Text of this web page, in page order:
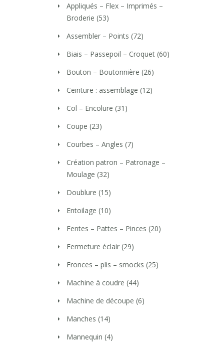
Appliqués – Flex – Imprimés –
Broderie (53)
Assembler – Points (72)
Biais – Passepoil – Croquet (60)
Bouton – Boutonnière (26)
Ceinture : assemblage (12)
Col – Encolure (31)
Coupe (23)
Courbes – Angles (7)
Création patron – Patronage –
Moulage (32)
Doublure (15)
Entoilage (10)
Fentes – Pattes – Pinces (20)
Fermeture éclair (29)
Fronces – plis – smocks (25)
Machine à coudre (44)
Machine de découpe (6)
Manches (14)
Mannequin (4)